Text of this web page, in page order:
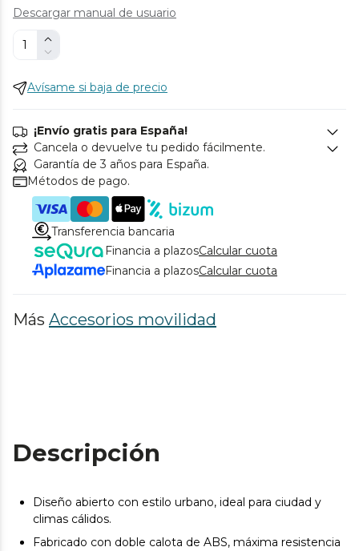
Descargar manual de usuario
Avísame si baja de precio
¡Envío gratis para España!
Cancela o devuelve tu pedido fácilmente.
Garantía de 3 años para España.
Métodos de pago.
Transferencia bancaria
Financia a plazosCalcular cuota
Financia a plazosCalcular cuota
Más Accesorios movilidad
Descripción
Diseño abierto con estilo urbano, ideal para ciudad y
climas cálidos.
Fabricado con doble calota de ABS, máxima resistencia